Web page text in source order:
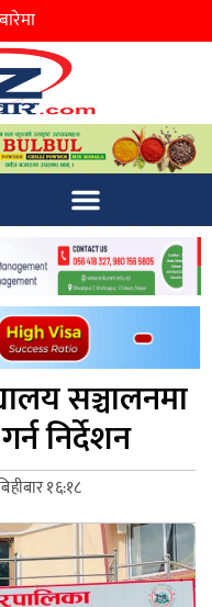
सञ्चालनमा
निर्देशन
१६:१८